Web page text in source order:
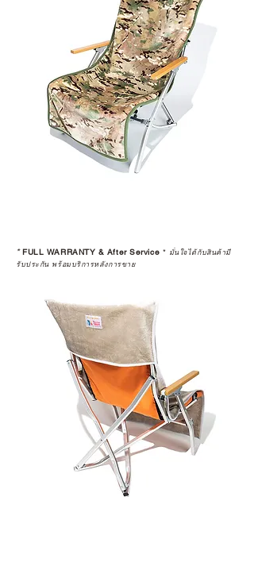
*FULL WARRANTY & After Service * มั่นใจได้กับสินค้ามี
รับประกัน พร้อมบริการหลังการขาย